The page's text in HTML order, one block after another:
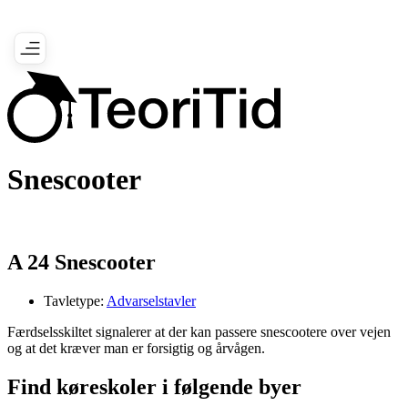
Snescooter
A 24 Snescooter
Tavletype: Advarselstavler
Færdselsskiltet signalerer at der kan passere snescootere over vejen
og at det kræver man er forsigtig og årvågen.
Find køreskoler i følgende byer